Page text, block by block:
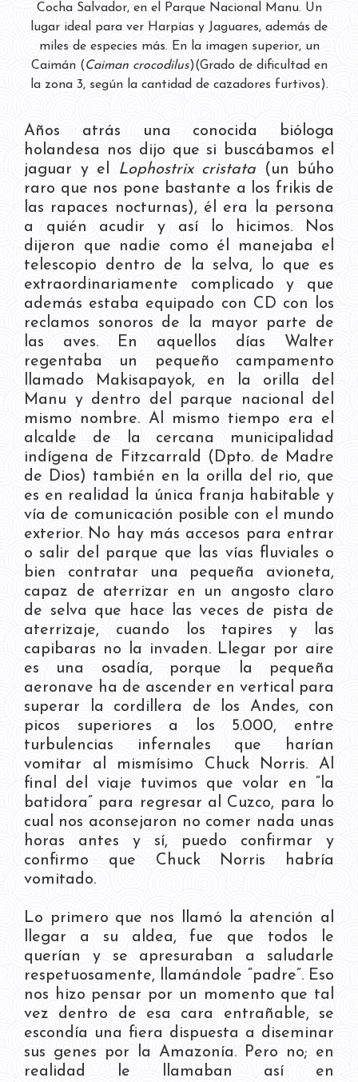
Cocha Salvador, en el Parque Nacional Manu. Un
lugar ideal para ver Harpías y Jaguares, además de
miles de especies más. En la imagen superior, un
Caimán (Caiman crocodilus)(Grado de dificultad en
la zona 3, según la cantidad de cazadores furtivos).
Años atrás una conocida bióloga
holandesa nos dijo que si buscábamos el
jaguar y el
Lophostrix cristata (un búho
raro que nos pone bastante a los frikis de
las rapaces nocturnas), él era la persona
a quién acudir y así lo hicimos. Nos
dijeron que nadie como él manejaba el
telescopio dentro de la selva, lo que es
extraordinariamente complicado y que
además estaba equipado con CD con los
reclamos sonoros de la mayor parte de
las aves. En aquellos días Walter
regentaba un pequeño campamento
llamado Makisapayok, en la orilla del
Manu y dentro del parque nacional del
mismo nombre. Al mismo tiempo era el
alcalde de la cercana municipalidad
indígena de Fitzcarrald (Dpto. de Madre
de Dios) también en la orilla del rio, que
es en realidad la única franja habitable y
vía de comunicación posible con el mundo
exterior. No hay más accesos para entrar
o salir del parque que las vías fluviales o
bien contratar una pequeña avioneta,
capaz de aterrizar en un angosto claro
de selva que hace las veces de pista de
aterrizaje, cuando los tapires y las
capibaras no la invaden. Llegar por aire
es una osadía, porque la pequeña
aeronave ha de ascender en vertical para
superar la cordillera de los Andes, con
picos superiores a los 5.000, entre
turbulencias infernales que harían
vomitar al mismísimo Chuck Norris. Al
final del viaje tuvimos que volar en “la
batidora” para regresar al Cuzco, para lo
cual nos aconsejaron no comer nada unas
horas antes y sí, puedo confirmar y
confirmo que Chuck Norris habría
vomitado.
Lo primero que nos llamó la atención al
llegar a su aldea, fue que todos le
querían y se apresuraban a saludarle
respetuosamente, llamándole “padre”. Eso
nos hizo pensar por un momento que tal
vez dentro de esa cara entrañable, se
escondía una fiera dispuesta a diseminar
sus genes por la Amazonía. Pero no; en
realidad le llamaban así en